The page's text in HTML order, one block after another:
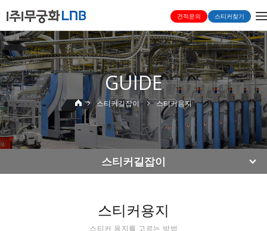
견적문의 스티커찾기
GUIDE
스티커길잡이 스티커용지
스티커길잡이
스티커용지
스티커 용지를 고르는 방법